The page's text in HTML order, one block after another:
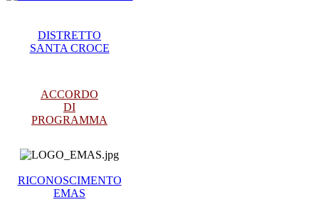
DISTRETTO
SANTA CROCE
ACCORDO
DI
PROGRAMMA
RICONOSCIMENTO
EMAS